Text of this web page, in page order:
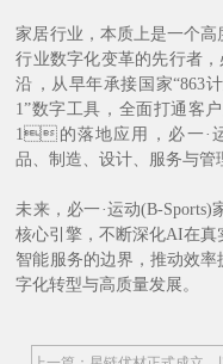
家居行业，本质上是一个高
行业数字化变革的先行者
沿，从早年承接国家“863
1”数字工具，全面打通
1的落地应用，必一·
品、制造、设计、服务与管
未来，必一·运动(B-
核心引擎，不断深化AI在真
智能服务的边界，推动效
字化转型与高质量发展。